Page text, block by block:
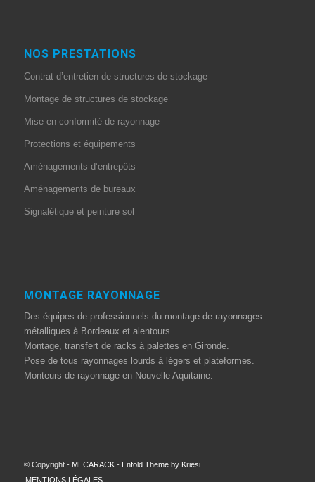
NOS PRESTATIONS
Contrat d’entretien de structures de stockage
Montage de structures de stockage
Mise en conformité de rayonnage
Protections et équipements
Aménagements d’entrepôts
Aménagements de bureaux
Signalétique et peinture sol
MONTAGE RAYONNAGE
Des équipes de professionnels du montage de rayonnages
métalliques à Bordeaux et alentours.
Montage, transfert de racks à palettes en Gironde.
Pose de tous rayonnages lourds à légers et plateformes.
Monteurs de rayonnage en Nouvelle Aquitaine.
© Copyright - MECARACK- Enfold Theme by Kriesi
MENTIONS LÉGALES